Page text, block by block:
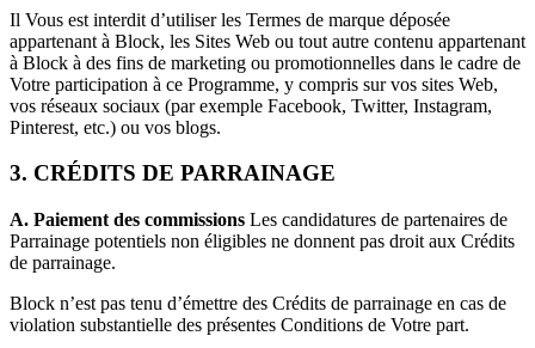
Solution PDV Square pour détaillants
Rendez-vous Square
Factures
Commande en ligne
Boutique en ligne
API Développeurs
Marketing
Il Vous est interdit d’utiliser les Termes de marque déposée
appartenant à Block, les Sites Web ou tout autre contenu appartenant
à Block à des fins de marketing ou promotionnelles dans le cadre de
Votre participation à ce Programme, y compris sur vos sites Web,
vos réseaux sociaux (par exemple Facebook, Twitter, Instagram,
Pinterest, etc.) ou vos blogs.
3. CRÉDITS DE PARRAINAGE
A. Paiement des commissions Les candidatures de partenaires de
Parrainage potentiels non éligibles ne donnent pas droit aux Crédits
de parrainage.
Block n’est pas tenu d’émettre des Crédits de parrainage en cas de
violation substantielle des présentes Conditions de Votre part.